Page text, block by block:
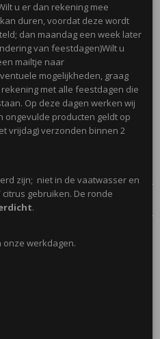
stuks geleverd. Met de
u er dan rekening mee
kan duren, voordat deze wordt
dan maandag een week later
van feestdagen)Wilt u
mailtje naar
mogelijkheden, graag
met alle feestdagen die
Op deze dagen werken wij
ongevulde producten geldt op
vrijdag) verzonden binnen 2
zijn; niet in de vaatwasser en
gebruiken. De ronde
.
onze werkdagen.